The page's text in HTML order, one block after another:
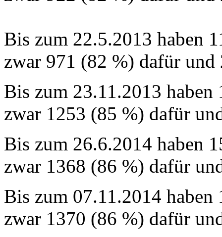
Bis zum 22.5.2013 haben
zwar 971 (82 %) dafür und
Bis zum 23.11.2013 haben
zwar 1253 (85 %) dafür
Bis zum 26.6.2014 haben
zwar 1368 (86 %) dafür
Bis zum 07.11.2014 haben
zwar 1370 (86 %) dafür